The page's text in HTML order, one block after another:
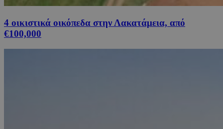
4 οικιστικά οικόπεδα στην Λακατάμεια, από
€100,000